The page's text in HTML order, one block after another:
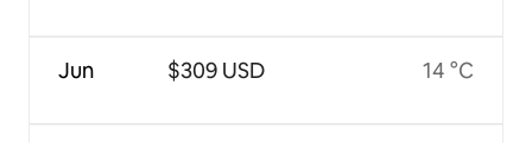
Jun $309 USD 14 °C